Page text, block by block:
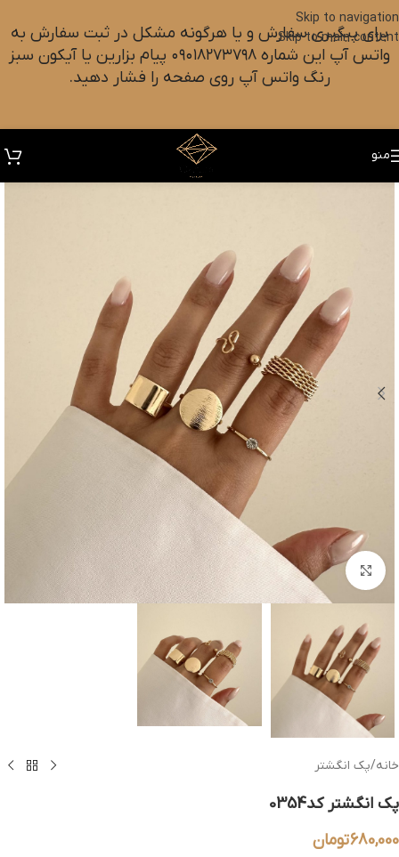
Skip to navigation
Skip to main content
برای پیگیری سفارش و یا هرگونه مشکل در ثبت سفارش به
واتس آپ این شماره ۰۹۰۱۸۲۷۳۷۹۸ پیام بزارین یا آیکون سبز
رنگ واتس آپ روی صفحه را فشار دهید.
منو
بزرگنمایی تصویر
خانه/پک انگشتر
پک انگشتر کد0354
680,000تومان